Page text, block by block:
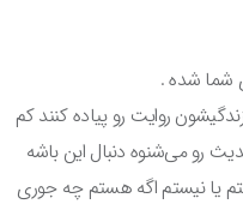
شده .
روایت رو پیاده کنند کم
می‌شنوه دنبال این باشه
یا نیستم اگه هستم چه جوری